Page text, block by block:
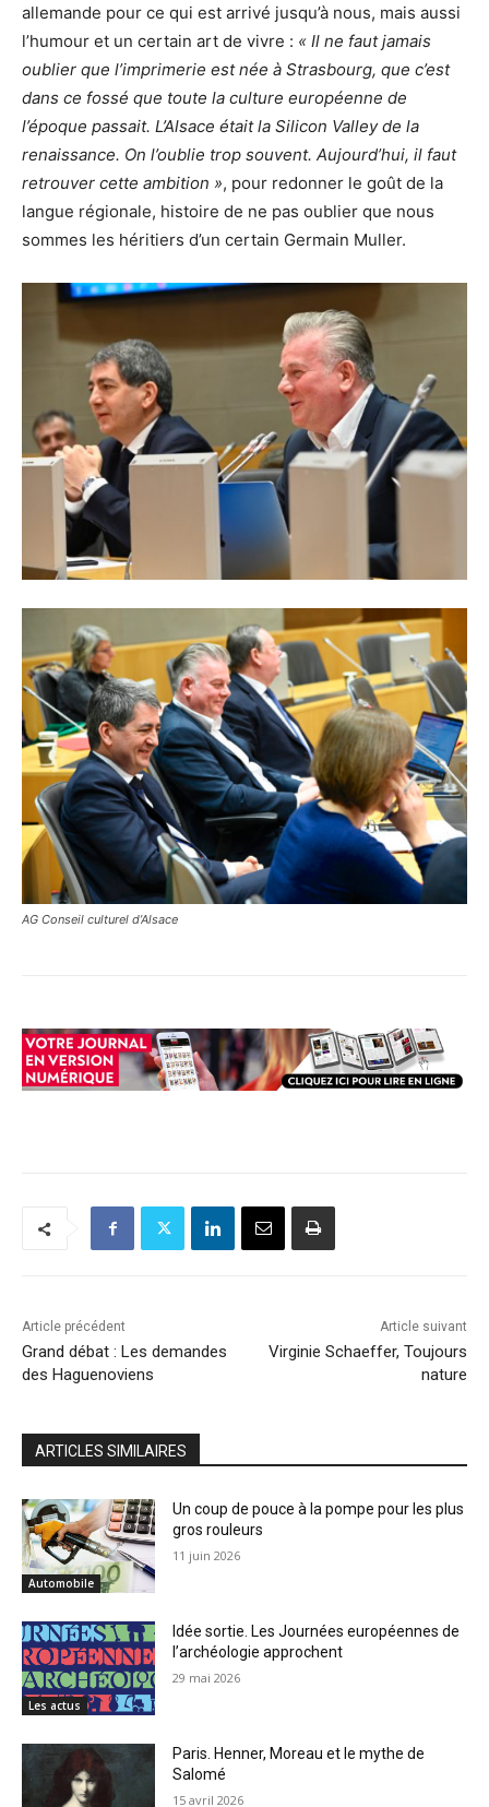
allemande pour ce qui est arrivé jusqu’à nous, mais aussi
l’humour et un certain art de vivre : « Il ne faut jamais
oublier que l’imprimerie est née à Strasbourg, que c’est
dans ce fossé que toute la culture européenne de
l’époque passait. L’Alsace était la Silicon Valley de la
renaissance. On l’oublie trop souvent. Aujourd’hui, il faut
retrouver cette ambition », pour redonner le goût de la
langue régionale, histoire de ne pas oublier que nous
sommes les héritiers d’un certain Germain Muller.
AG Conseil culturel d’Alsace
Article précédent
Grand débat : Les demandes
des Haguenoviens
Article suivant
Virginie Schaeffer, Toujours
nature
ARTICLES SIMILAIRES
Automobile
Un coup de pouce à la pompe pour les plus
gros rouleurs
11 juin 2026
Les actus
Idée sortie. Les Journées européennes de
l’archéologie approchent
29 mai 2026
Paris. Henner, Moreau et le mythe de
Salomé
15 avril 2026